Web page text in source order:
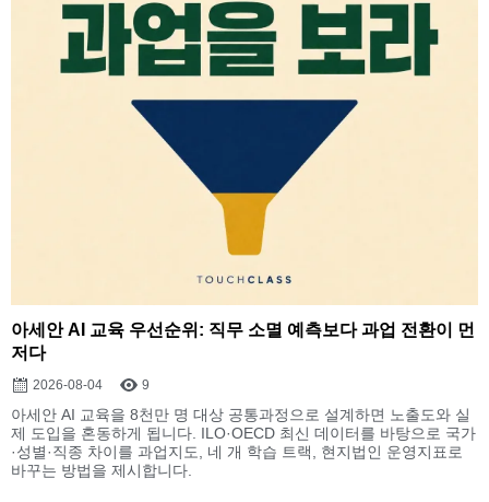
아세안 AI 교육 우선순위: 직무 소멸 예측보다 과업 전환이 먼
저다
2026-08-04 9
아세안 AI 교육을 8천만 명 대상 공통과정으로 설계하면 노출도와 실
제 도입을 혼동하게 됩니다. ILO·OECD 최신 데이터를 바탕으로 국가
·성별·직종 차이를 과업지도, 네 개 학습 트랙, 현지법인 운영지표로
바꾸는 방법을 제시합니다.